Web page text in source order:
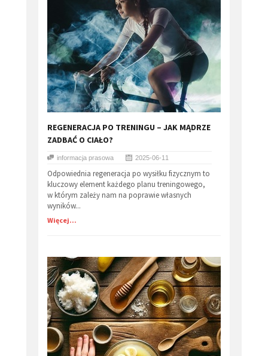
​REGENERACJA PO TRENINGU – JAK MĄDRZE
ZADBAĆ O CIAŁO?
informacja prasowa 2025-06-11
Odpowiednia regeneracja po wysiłku fizycznym to
kluczowy element każdego planu treningowego,
w którym zależy nam na poprawie własnych
wyników...
Więcej...